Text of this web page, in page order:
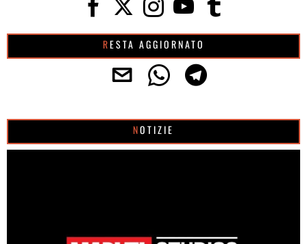
RESTA AGGIORNATO
NOTIZIE